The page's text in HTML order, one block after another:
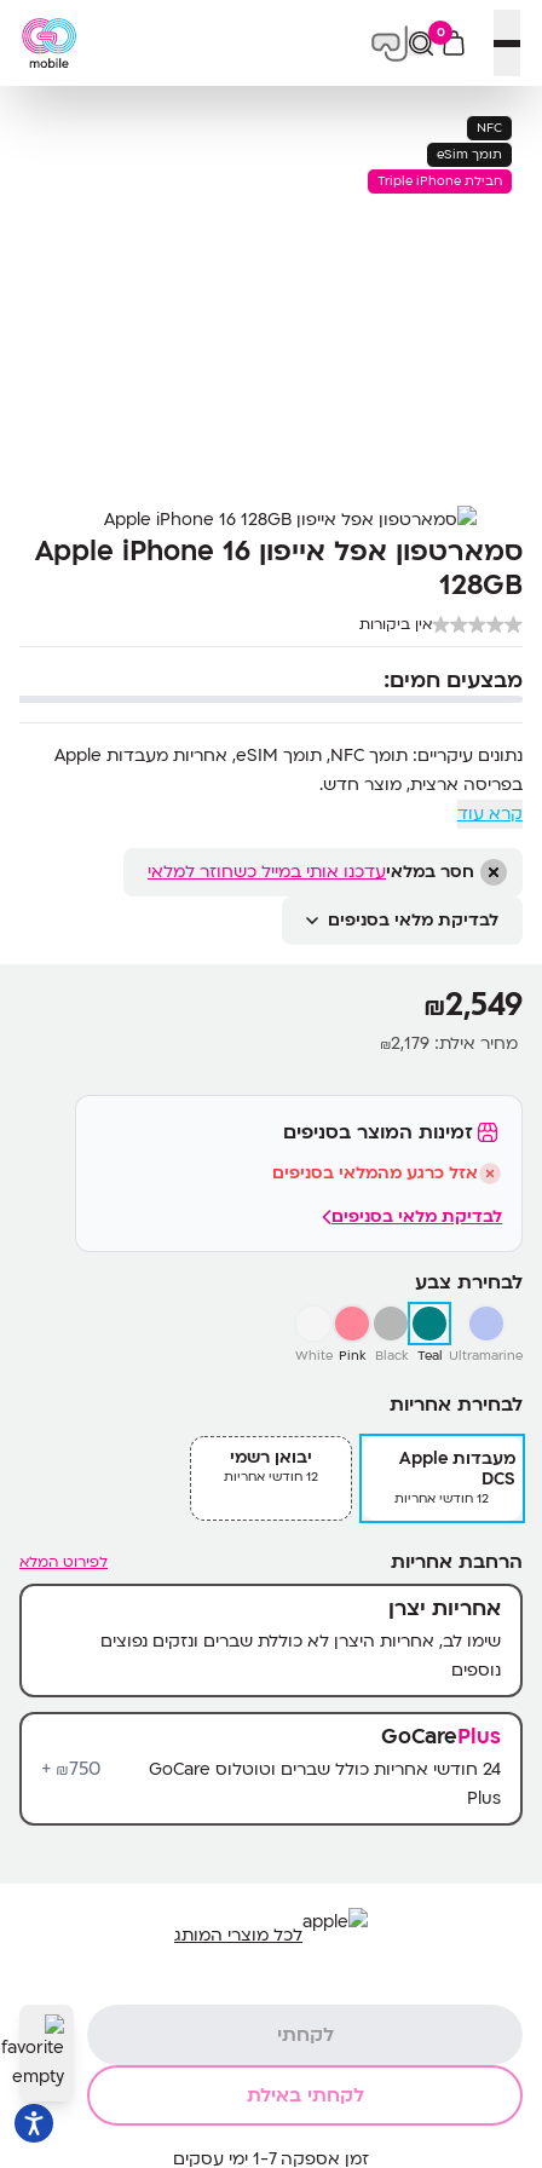
פתח תפריט
0
NFC
תומך eSim
חבילת Triple iPhone
סמארטפון אפל אייפון Apple iPhone 16
128GB
אין ביקורות
מבצעים חמים:
נתונים עיקריים: תומך NFC
, תומך eSIM, אחריות מעבדות Apple
בפריסה ארצית, מוצר חדש.
הערכה כוללת: כבל טעינה, מדריך הפעלה, תעודת אחריות.
של 1179×2556 פיקסלים
• מערך צילום ראשי של 2 מצלמות (48MP ו-12MP)
• טעינה של עד 50% תוך 30 דקות ותמיכת טעינה אלחוטית עד 25W
קרא עוד
חסר במלאיעדכנו אותי במייל כשחוזר למלאי
לבדיקת מלאי בסניפים
₪2,549
מחיר אילת: ₪2,179
זמינות המוצר בסניפים
אזל כרגע מהמלאי בסניפים
לבדיקת מלאי בסניפים
לבחירת צבע
Ultramarine
Teal
Black
Pink
White
לבחירת אחריות
מעבדות Apple
DCS
12 חודשי אחריות
יבואן רשמי
12 חודשי אחריות
הרחבת אחריות לפירוט המלא
אחריות יצרן
שימו לב, אחריות היצרן לא כוללת שברים ונזקים נפוצים
נוספים
GoCarePlus
24 חודשי אחריות כולל שברים וטוטלוס GoCare
Plus
₪750+
לכל מוצרי המותג
לקחתי
לקחתי באילת
זמן אספקה 1-7 ימי עסקים